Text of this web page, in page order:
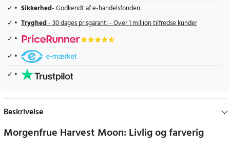
Sikkerhed- Godkendt af e-handelsfonden
Tryghed- 30 dages prisgaranti - Over 1 million tilfredse kunder
Beskrivelse
Morgenfrue Harvest Moon: Livlig og farverig